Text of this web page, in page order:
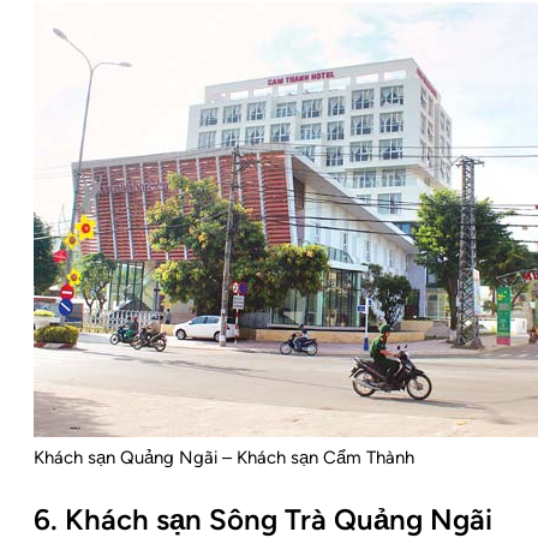
Khách sạn Quảng Ngãi – Khách sạn Cẩm Thành
6. Khách sạn Sông Trà Quảng Ngãi